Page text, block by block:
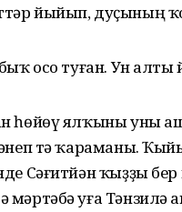
йыйып, дуҫының
осо туған. Ун алты
һөйөү ялҡыны уны
тә ҡараманы.
Сәғитйән ҡыҙҙы бер
уға Тәнзилә